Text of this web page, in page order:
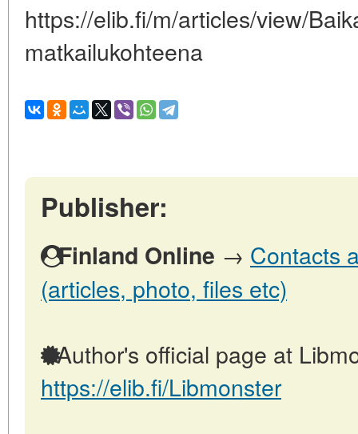
https://elib.fi/m/articles/view/
matkailukohteena
Publisher:
Finland Online → Contacts
(articles, photo, files etc)
Author's official page at
https://elib.fi/Libmonster